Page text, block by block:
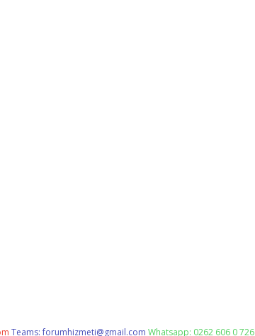
Teams:forumhizmeti@gmail.com Whatsapp: 0262 606 0 726